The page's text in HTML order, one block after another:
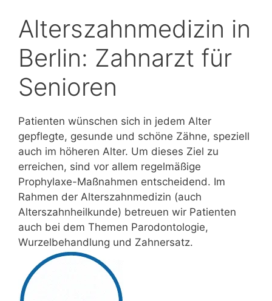
Alterszahnmedizin in
Berlin: Zahnarzt für
Senioren
Patienten wünschen sich in jedem Alter
gepflegte, gesunde und schöne Zähne, speziell
auch im höheren Alter. Um dieses Ziel zu
erreichen, sind vor allem regelmäßige
Prophylaxe-Maßnahmen entscheidend. Im
Rahmen der Alterszahnmedizin (auch
Alterszahnheilkunde) betreuen wir Patienten
auch bei dem Themen Parodontologie,
Wurzelbehandlung und Zahnersatz.